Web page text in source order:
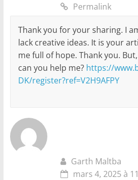
Permalink
Thank you for your sharing. I
lack creative ideas. It is your
me full of hope. Thank you.
can you help me? https://
DK/register?ref=V2H9AFPY
Garth Maltba
mars 4, 2025 à